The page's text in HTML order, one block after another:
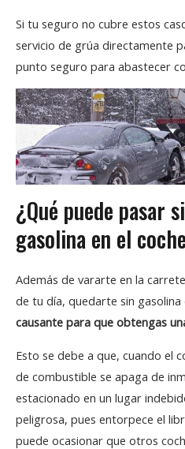
Si tu seguro no cubre estos
servicio de grúa directamente
punto seguro para abastecer
¿Qué puede pasar
gasolina en el
Además de vararte en la
de tu día, quedarte sin
causante para que obtengas
Esto se debe a que, cuando el
de combustible se apaga de
estacionado en un lugar
peligrosa, pues entorpece el
puede ocasionar que otros